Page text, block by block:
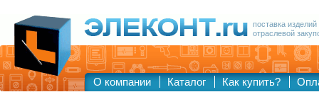
поставка
отраслевой
О компании Каталог Как купить?